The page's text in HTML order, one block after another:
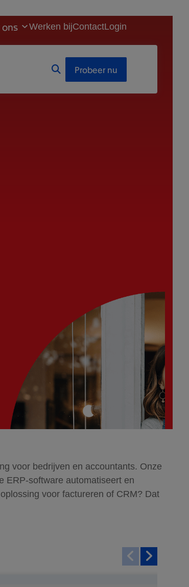
Probeer nu
Werken bijContactLogin
voor bedrijven en accountants. Onze
ERP-software automatiseert en
voor factureren of CRM? Dat